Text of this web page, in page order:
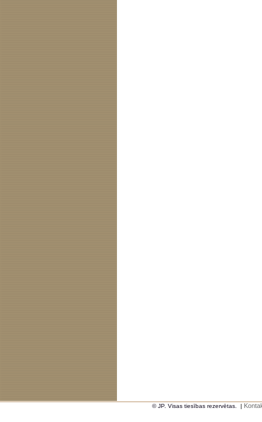
© JP. Visas tiesības rezervētas. |